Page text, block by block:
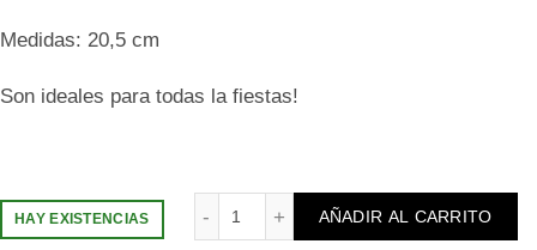
Medidas: 20,5 cm
Son ideales para todas la fiestas!
HAY EXISTENCIAS
Platos verde mint con borde oro grande cantidad
AÑADIR AL CARRITO